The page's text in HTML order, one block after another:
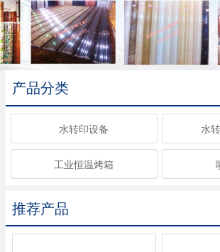
产品分类
水转印设备 水
工业恒温烤箱
推荐产品